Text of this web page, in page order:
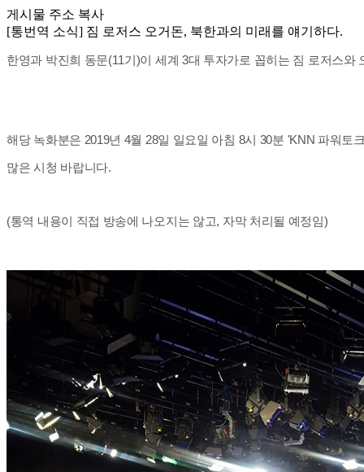
게시물 주소 복사
[통번역 소식] 짐 로저스 오거돈, 북한과의 미래를 얘기하다.
한영과 박진희 동문(11기)이 세계 3대 투자가로 꼽히는 짐 로저스
해당 녹화분은 2019년 4월 28일 일요일 아침 8시 30분 'KNN 파워토
많은 시청 바랍니다.
(통역 내용이 직접 방송에 나오지는 않고, 자막 처리될 예정임)